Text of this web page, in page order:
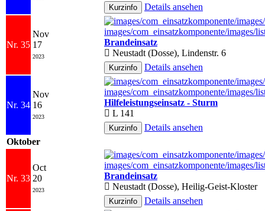
Details ansehen
Nr. 35
Nov
17
2023
Brandeinsatz
Neustadt (Dosse), Lindenstr. 6
Details ansehen
Nr. 34
Nov
16
2023
Hilfeleistungseinsatz - Sturm
L 141
Details ansehen
Oktober
Nr. 33
Oct
20
2023
Brandeinsatz
Neustadt (Dosse), Heilig-Geist-Kloster
Details ansehen